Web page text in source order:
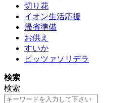
切り花
イオン生活応援
帰省準備
お供え
すいか
ピッツァソリデラ
検索
検索